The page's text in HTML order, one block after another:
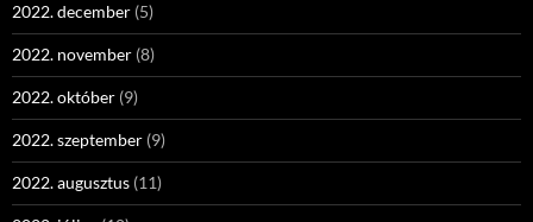
2022. december (5)
2022. november (8)
2022. október (9)
2022. szeptember (9)
2022. augusztus (11)